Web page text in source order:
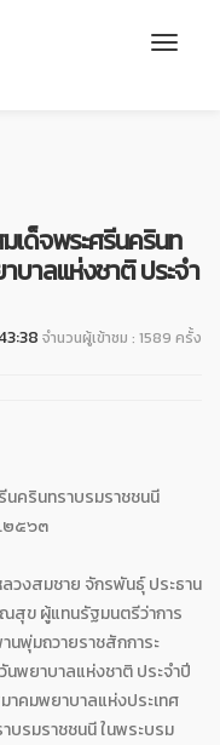
เด็จพระศรีนครินท
บาลแห่งชาติ ประจำ
จำนวนผู้เข้าชม : 1589 ครั้ง
นครินทราบรมราชชนนี
๒๕๖๓
งสมชาย จักรพันธุ์ ประธาน
สุข ผู้แทนรัฐมนตรีว่าการ
นพุ่มถวายราชสักการะ
นพยาบาลแห่งชาติ ประจำปี
คมพยาบาลแห่งประเทศ
บรมราชชนนี ในพระบรม